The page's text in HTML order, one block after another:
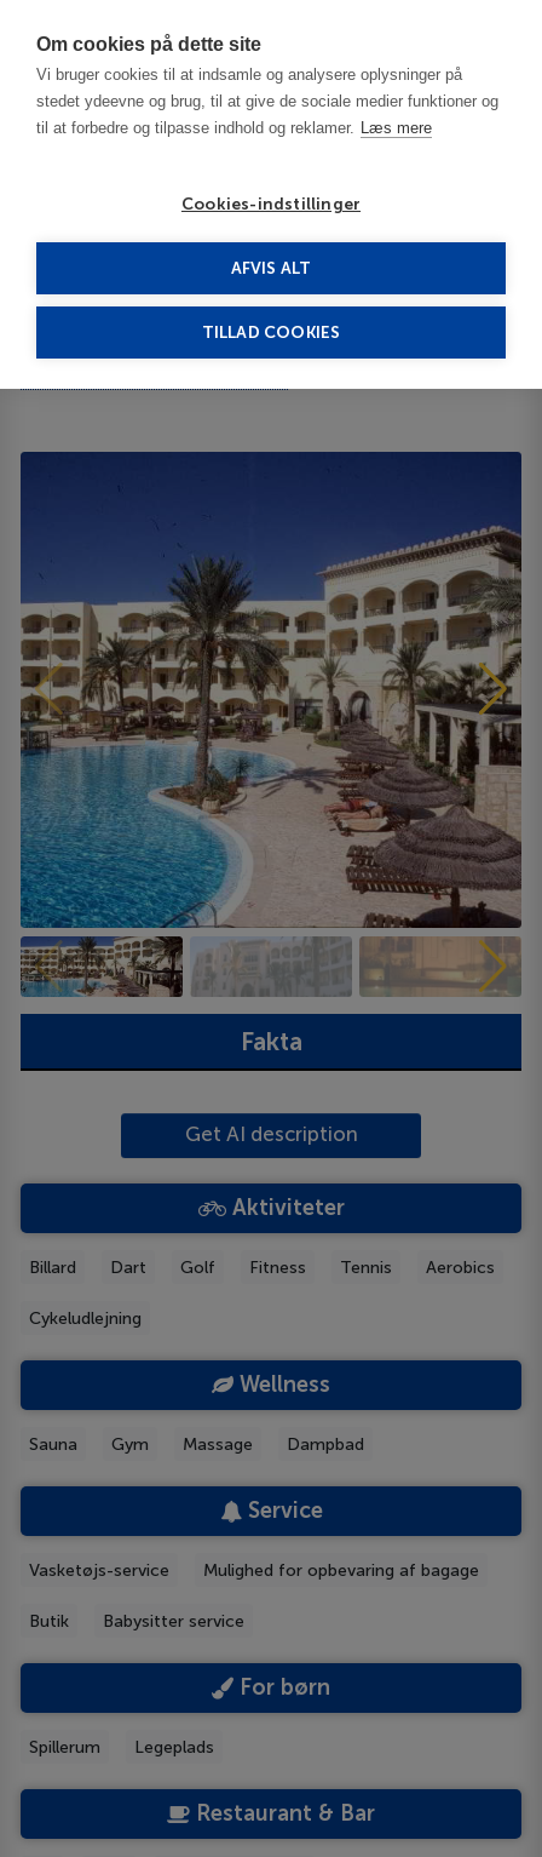
Om cookies på dette site
Vi bruger cookies til at indsamle og analysere oplysninger på
stedet ydeevne og brug, til at give de sociale medier funktioner og
til at forbedre og tilpasse indhold og reklamer. Læs mere
Cookies-indstillinger
AFVIS ALT
TILLAD COOKIES
Hammamet Bravo Hammamet 3***
Bravo Hammamet
Fakta
Get AI description
Aktiviteter
Billard Dart Golf Fitness Tennis Aerobics
Cykeludlejning
Wellness
Sauna Gym Massage Dampbad
Service
Vasketøjs-service Mulighed for opbevaring af bagage
Butik Babysitter service
For børn
Spillerum Legeplads
Restaurant & Bar